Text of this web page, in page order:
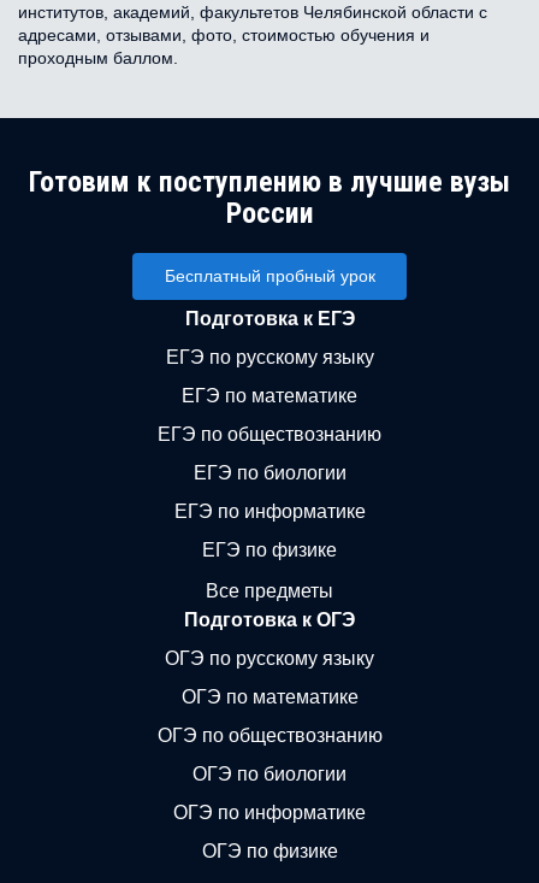
институтов, академий, факультетов Челябинской области с
адресами, отзывами, фото, стоимостью обучения и
проходным баллом.
Готовим к поступлению в лучшие вузы
России
Бесплатный пробный урок
Подготовка к ЕГЭ
ЕГЭ по русскому языку
ЕГЭ по математике
ЕГЭ по обществознанию
ЕГЭ по биологии
ЕГЭ по информатике
ЕГЭ по физике
Все предметы
Подготовка к ОГЭ
ОГЭ по русскому языку
ОГЭ по математике
ОГЭ по обществознанию
ОГЭ по биологии
ОГЭ по информатике
ОГЭ по физике